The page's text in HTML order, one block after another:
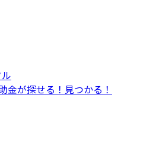
金が探せる！見つかる！